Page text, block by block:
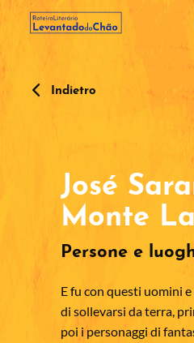
Indietro
José
Monte
Persone e
E fu con questi uomini
di sollevarsi da terra,
poi i personaggi di